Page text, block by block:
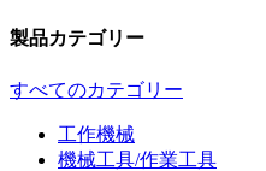
製品カテゴリー
すべてのカテゴリー
工作機械
機械工具/作業工具